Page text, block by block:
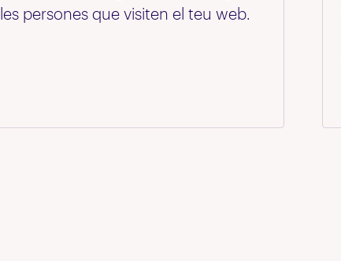
les persones que visiten el teu web.